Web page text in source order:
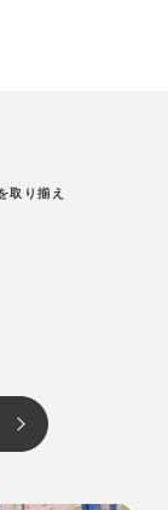
取り揃え